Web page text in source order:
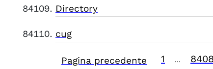
Directory
cug
Pagina precedente 1 8408